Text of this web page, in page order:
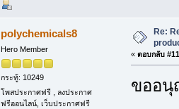
polychemicals8
Hero Member
กระทู้: 10249
โพสประกาศฟรี , ลงประกาศ
ฟรีออนไลน์, เว็บประกาศฟรี
Re:
« ตอบกลับ
ขออนุ